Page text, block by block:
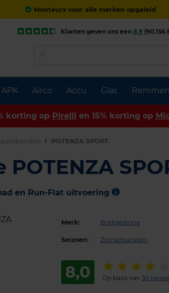
Monteurs voor alle merken opgeleid
APK Airco Accu Glas Remmen
Klanten geven ons een 8,9
korting op Pirelli en 15% korting op
POTENZA SPORT
en Run-Flat uitvoering
Merk: Bridgestone
Seizoen: Zomerbanden
8,0 Op basis van 30